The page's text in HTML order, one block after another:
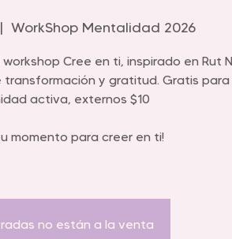
WorkShop Mentalidad 2026
Cree en ti, inspirado en Rut
transformación y gratitud. Gratis para
activa, externos $10
momento para creer en ti!
no están a la venta